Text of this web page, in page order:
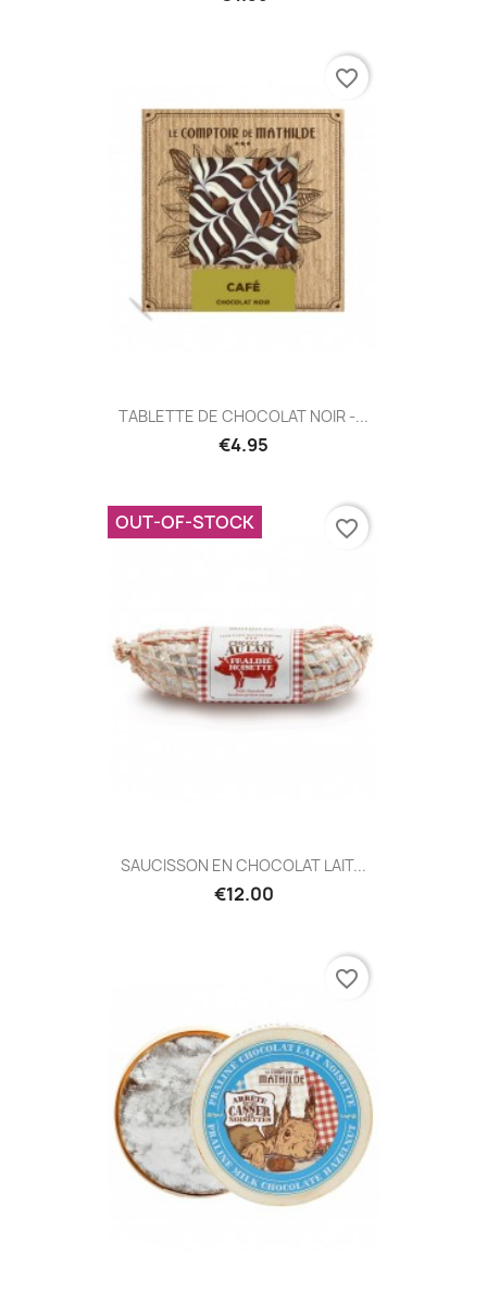
TABLETTE DE CHOCOLAT NOIR -...
€4.95
favorite_border
SAUCISSON EN CHOCOLAT LAIT...
€12.00
OUT-OF-STOCK favorite_border
favorite_border